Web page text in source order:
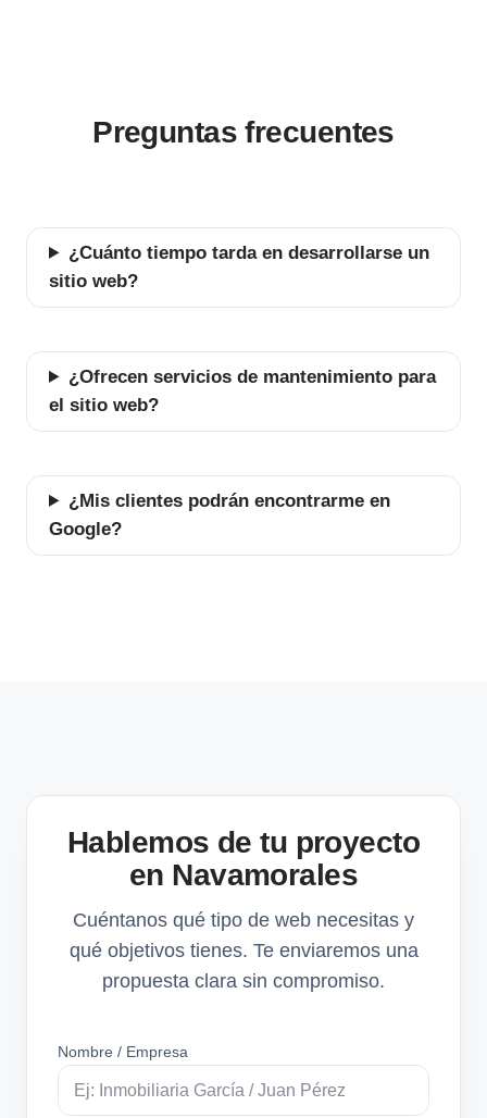
Preguntas frecuentes
¿Cuánto tiempo tarda en desarrollarse un
sitio web?
¿Ofrecen servicios de mantenimiento para
el sitio web?
¿Mis clientes podrán encontrarme en
Google?
Hablemos de tu proyecto
en Navamorales
Cuéntanos qué tipo de web necesitas y
qué objetivos tienes. Te enviaremos una
propuesta clara sin compromiso.
Nombre / Empresa